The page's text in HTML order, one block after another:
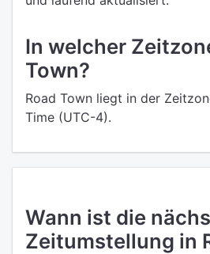
In welcher
Town?
Road Town liegt in der
Time (UTC-4).
Wann ist die
Zeitumstellung in